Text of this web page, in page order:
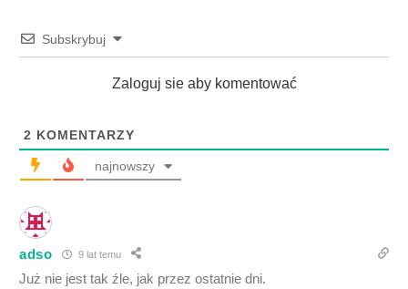
Subskrybuj
Zaloguj sie aby komentować
2 KOMENTARZY
najnowszy
adso 9 lat temu
Już nie jest tak źle, jak przez ostatnie dni.